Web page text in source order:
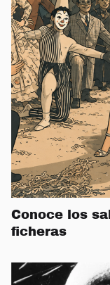
Conoce los
ficheras